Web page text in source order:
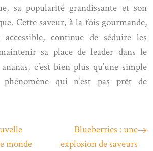
sa popularité grandissante et son
Cette saveur, à la fois gourmande,
accessible, continue de séduire les
sa place de leader dans le
c’est bien plus qu’une simple
phénomène qui n’est pas prêt de
monde
Blueberries : une
explosion de saveurs